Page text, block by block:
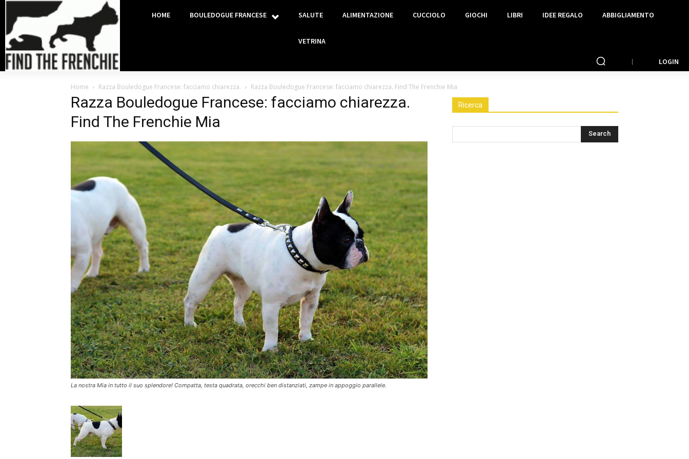
HOME BOULEDOGUE FRANCESE SALUTE ALIMENTAZIONE CUCCIOLO GIOCHI LIBRI IDEE REGALO ABBIGLIAMENTO
VETRINA
LOGIN
Home Razza Bouledogue Francese: facciamo chiarezza. Razza Bouledogue Francese: facciamo chiarezza. Find The Frenchie Mia
Razza Bouledogue Francese: facciamo chiarezza.
Find The Frenchie Mia
La nostra Mia in tutto il suo splendore! Compatta, testa quadrata, orecchi ben distanziati, zampe in appoggio parallele.
Ricerca